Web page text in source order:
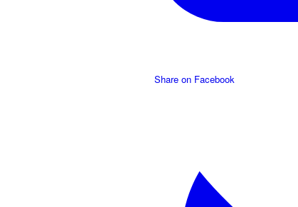
Share on Facebook